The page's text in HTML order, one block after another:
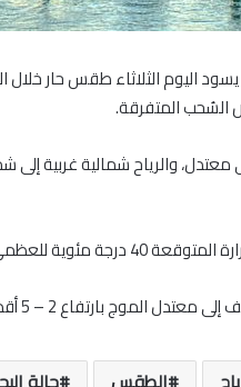
اليوم الثلاثاء طقس حار خلال
و29 درجة للصغرى.
وليلاً خفيف إلى معتدل الموج بارتفاع 2 – 4 أقدام.